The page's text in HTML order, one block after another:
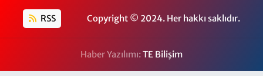
RSS Copyright © 2024. Her hakkı saklıdır.
Haber Yazılımı:TE Bilişim